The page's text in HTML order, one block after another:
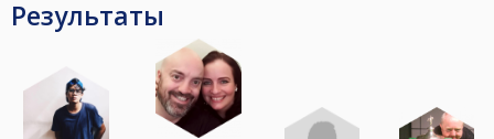
Результаты